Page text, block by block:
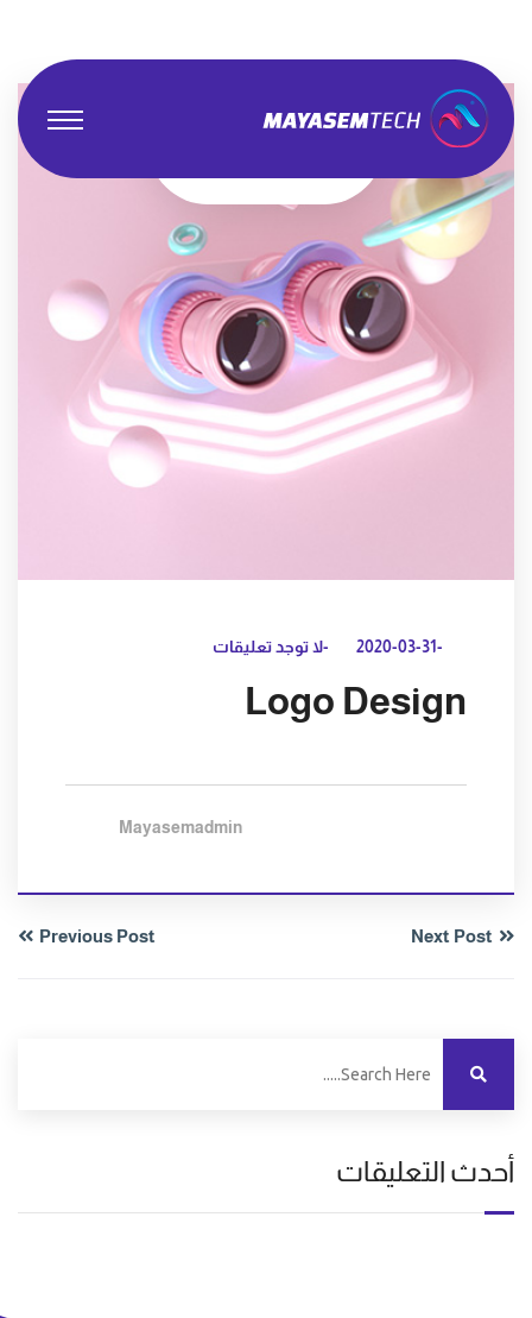
-2020-03-31 -لا توجد تعليقات
Logo Design
Mayasemadmin
Previous Post Next Post
أحدث التعليقات